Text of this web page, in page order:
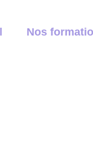
Nos